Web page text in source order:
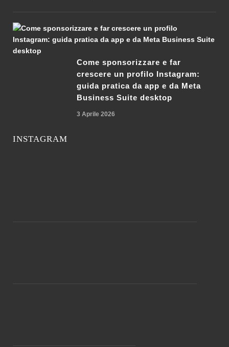
Come sponsorizzare e far
crescere un profilo Instagram:
guida pratica da app e da Meta
Business Suite desktop
3 Aprile 2026
INSTAGRAM